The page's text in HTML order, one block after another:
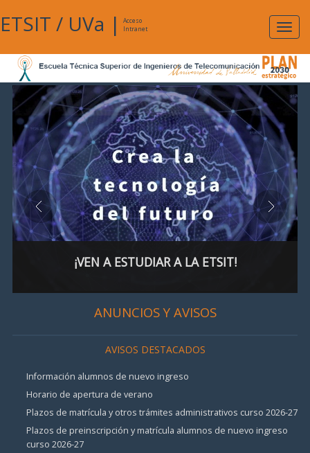
ETSIT / UVa |
Acceso
Intranet
¡VEN A ESTUDIAR A LA ETSIT!
ANUNCIOS Y AVISOS
AVISOS DESTACADOS
Información alumnos de nuevo ingreso
Horario de apertura de verano
Plazos de matrícula y otros trámites administrativos curso 2026-27
Plazos de preinscripción y matrícula alumnos de nuevo ingreso
curso 2026-27